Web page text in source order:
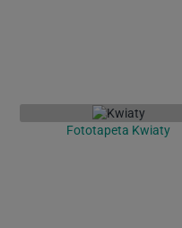
Fototapeta Kwiaty